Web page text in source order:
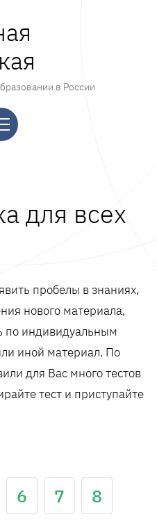
в России
для всех
пробелы в знаниях,
нового материала,
по индивидуальным
иной материал. По
для Вас много тестов
тест и приступайте
6 7
8